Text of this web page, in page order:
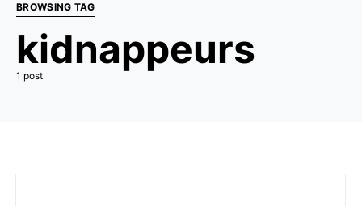
BROWSING TAG
kidnappeurs
1 post